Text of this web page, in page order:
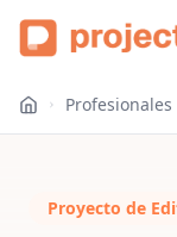
Profesionales
Proyecto de